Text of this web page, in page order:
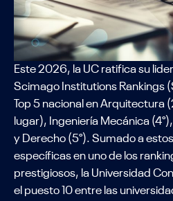
Este 2026, la UC ratifica su
Scimago Institutions Rankings
Top 5 nacional en Arquitectura
lugar), Ingeniería Mecánica
y Derecho (5°). Sumado a
específicas en uno de los
prestigiosos, la Universidad
el puesto 10 entre las